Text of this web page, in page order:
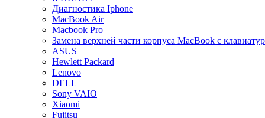
Диагностика Iphone
MacBook Air
Macbook Pro
Замена верхней части корпуса MacBook с
ASUS
Hewlett Packard
Lenovo
DELL
Sony VAIO
Xiaomi
Fujitsu